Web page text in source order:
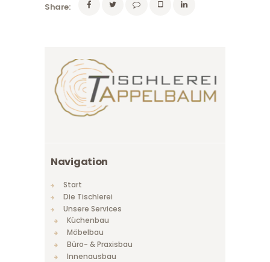
Share:
Navigation
Start
Die Tischlerei
Unsere Services
Küchenbau
Möbelbau
Büro- & Praxisbau
Innenausbau